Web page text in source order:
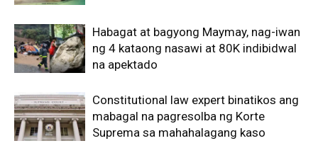
Habagat at bagyong Maymay, nag-iwan
ng 4 kataong nasawi at 80K indibidwal
na apektado
Constitutional law expert binatikos ang
mabagal na pagresolba ng Korte
Suprema sa mahahalagang kaso